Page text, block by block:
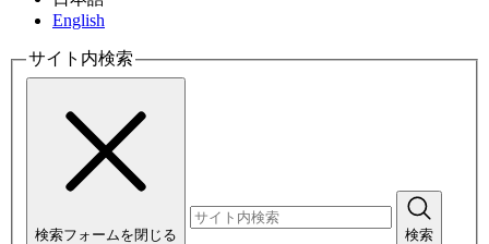
English
サイト内検索
検索フォームを閉じる 検索